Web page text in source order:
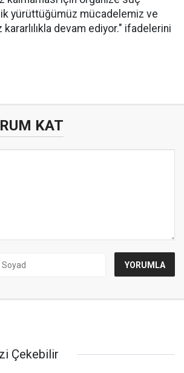
yürüttüğümüz mücadelemiz ve
kararlılıkla devam ediyor." ifadelerini
KAT
Çekebilir